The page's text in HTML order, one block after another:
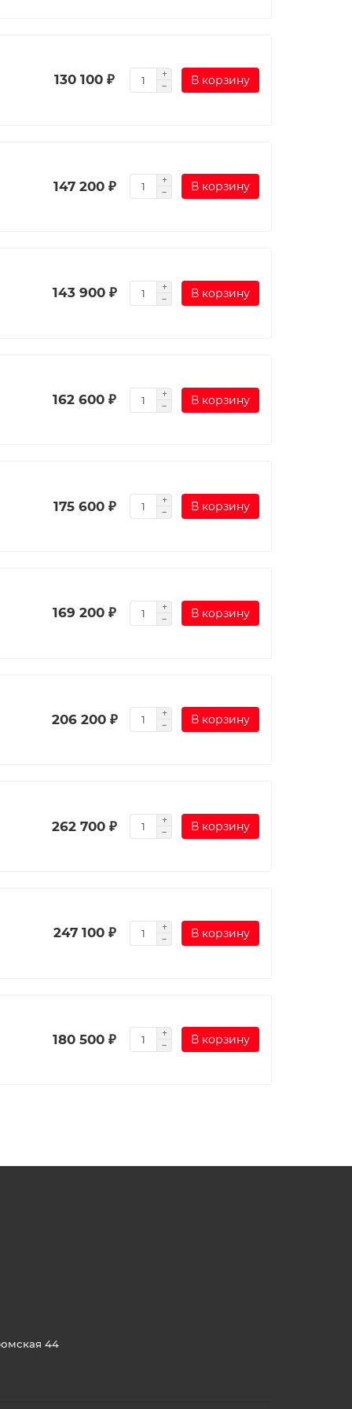
130 100 ₽ В корзину
147 200 ₽ В корзину
143 900 ₽ В корзину
162 600 ₽ В корзину
175 600 ₽ В корзину
169 200 ₽ В корзину
206 200 ₽ В корзину
262 700 ₽ В корзину
247 100 ₽ В корзину
180 500 ₽ В корзину
44